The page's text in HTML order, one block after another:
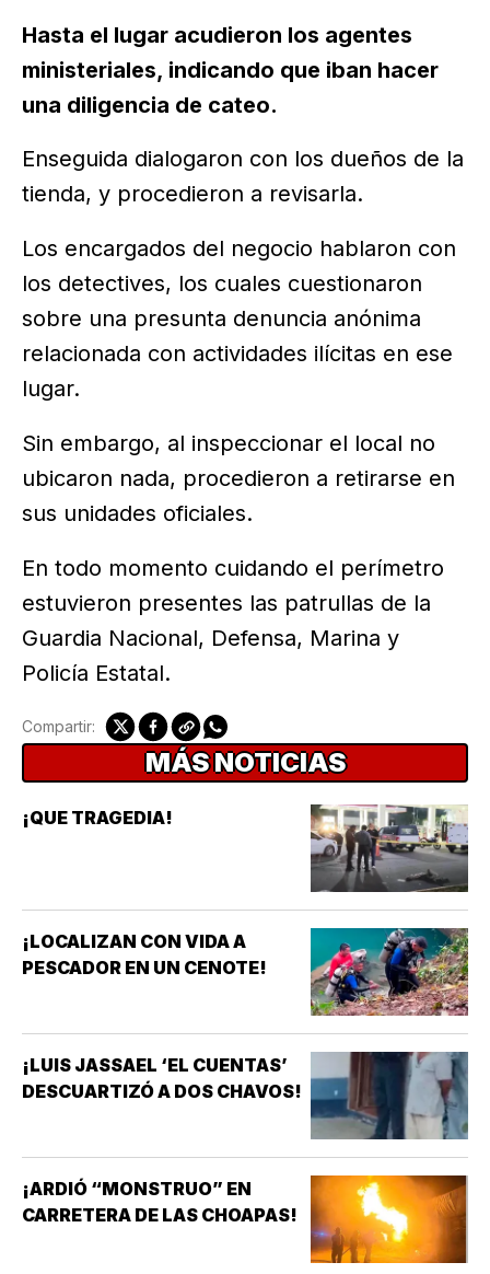
Hasta el lugar acudieron los agentes
ministeriales, indicando que iban hacer
una diligencia de cateo.
Enseguida dialogaron con los dueños de la
tienda, y procedieron a revisarla.
Los encargados del negocio hablaron con
los detectives, los cuales cuestionaron
sobre una presunta denuncia anónima
relacionada con actividades ilícitas en ese
lugar.
Sin embargo, al inspeccionar el local no
ubicaron nada, procedieron a retirarse en
sus unidades oficiales.
En todo momento cuidando el perímetro
estuvieron presentes las patrullas de la
Guardia Nacional, Defensa, Marina y
Policía Estatal.
Compartir:
MÁS NOTICIAS
¡QUE TRAGEDIA!
¡LOCALIZAN CON VIDA A
PESCADOR EN UN CENOTE!
¡LUIS JASSAEL ‘EL CUENTAS’
DESCUARTIZÓ A DOS CHAVOS!
¡ARDIÓ “MONSTRUO” EN
CARRETERA DE LAS CHOAPAS!